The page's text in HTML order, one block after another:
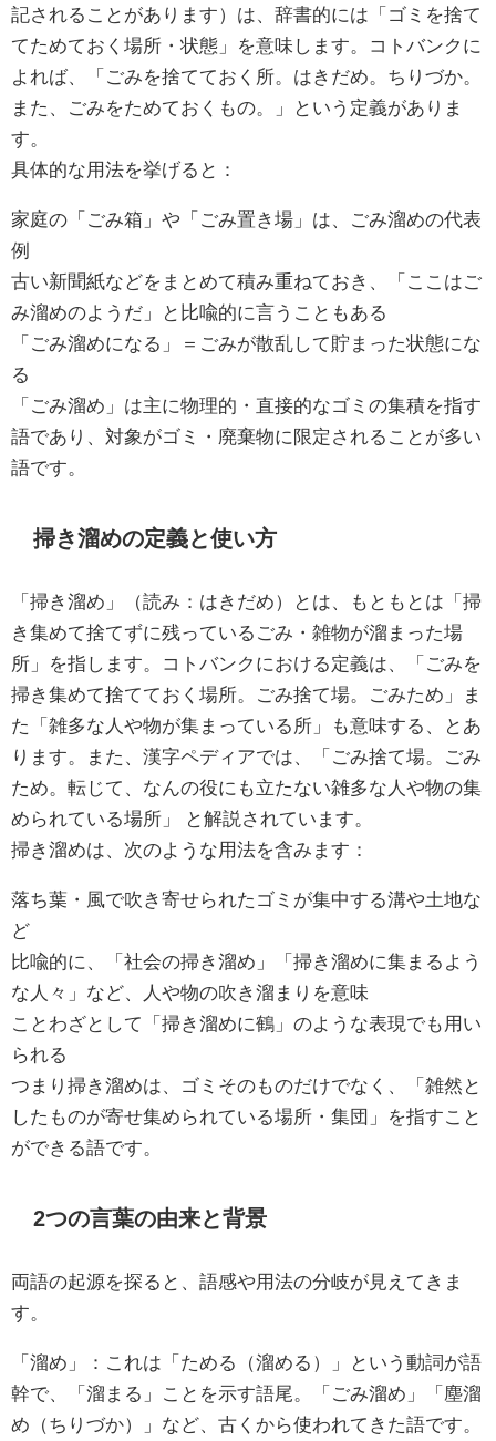
記されることがあります）は、辞書的には「ゴミを捨て
てためておく場所・状態」を意味します。コトバンクに
よれば、「ごみを捨てておく所。はきだめ。ちりづか。
また、ごみをためておくもの。」という定義がありま
す。
具体的な用法を挙げると：
家庭の「ごみ箱」や「ごみ置き場」は、ごみ溜めの代表
例
古い新聞紙などをまとめて積み重ねておき、「ここはご
み溜めのようだ」と比喩的に言うこともある
「ごみ溜めになる」＝ごみが散乱して貯まった状態にな
る
「ごみ溜め」は主に物理的・直接的なゴミの集積を指す
語であり、対象がゴミ・廃棄物に限定されることが多い
語です。
掃き溜めの定義と使い方
「掃き溜め」（読み：はきだめ）とは、もともとは「掃
き集めて捨てずに残っているごみ・雑物が溜まった場
所」を指します。コトバンクにおける定義は、「ごみを
掃き集めて捨てておく場所。ごみ捨て場。ごみため」ま
た「雑多な人や物が集まっている所」も意味する、とあ
ります。また、漢字ペディアでは、「ごみ捨て場。ごみ
ため。転じて、なんの役にも立たない雑多な人や物の集
められている場所」 と解説されています。
掃き溜めは、次のような用法を含みます：
落ち葉・風で吹き寄せられたゴミが集中する溝や土地な
ど
比喩的に、「社会の掃き溜め」「掃き溜めに集まるよう
な人々」など、人や物の吹き溜まりを意味
ことわざとして「掃き溜めに鶴」のような表現でも用い
られる
つまり掃き溜めは、ゴミそのものだけでなく、「雑然と
したものが寄せ集められている場所・集団」を指すこと
ができる語です。
2つの言葉の由来と背景
両語の起源を探ると、語感や用法の分岐が見えてきま
す。
「溜め」：これは「ためる（溜める）」という動詞が語
幹で、「溜まる」ことを示す語尾。「ごみ溜め」「塵溜
め（ちりづか）」など、古くから使われてきた語です。